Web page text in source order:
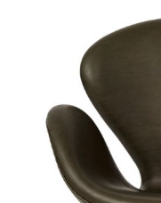
bildegalleri